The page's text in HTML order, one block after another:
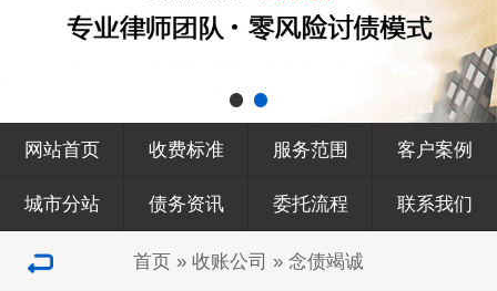
网站首页 收费标准 服务范围 客户案例
城市分站 债务资讯 委托流程 联系我们
首页 » 收账公司 » 念债竭诚